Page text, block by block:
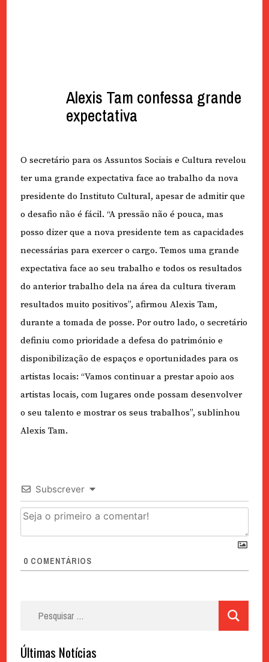
Alexis Tam confessa grande
expectativa
O secretário para os Assuntos Sociais e Cultura revelou
ter uma grande expectativa face ao trabalho da nova
presidente do Instituto Cultural, apesar de admitir que
o desafio não é fácil. “A pressão não é pouca, mas
posso dizer que a nova presidente tem as capacidades
necessárias para exercer o cargo. Temos uma grande
expectativa face ao seu trabalho e todos os resultados
do anterior trabalho dela na área da cultura tiveram
resultados muito positivos”, afirmou Alexis Tam,
durante a tomada de posse. Por outro lado, o secretário
definiu como prioridade a defesa do património e
disponibilização de espaços e oportunidades para os
artistas locais: “Vamos continuar a prestar apoio aos
artistas locais, com lugares onde possam desenvolver
o seu talento e mostrar os seus trabalhos”, sublinhou
Alexis Tam.
Subscrever
0 COMENTÁRIOS
Últimas Notícias